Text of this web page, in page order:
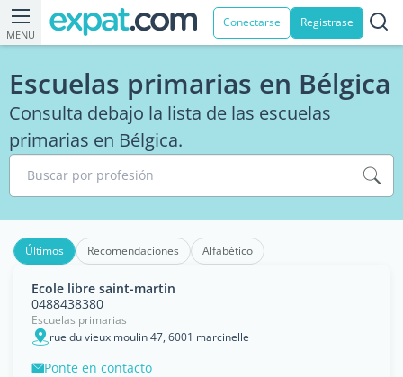
MENU
Conectarse Registrase
Escuelas primarias en Bélgica
Consulta debajo la lista de las escuelas
primarias en Bélgica.
Buscar por profesión
Últimos Recomendaciones Alfabético
Ecole libre saint-martin
0488438380
Escuelas primarias
rue du vieux moulin 47, 6001 marcinelle
Ponte en contacto